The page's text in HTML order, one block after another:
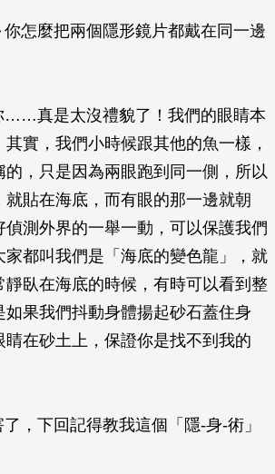
怎麼把兩個隱形鏡片都戴在同一邊
……真是太沒禮貌了！我們的眼睛本
實，我們小時候跟其他的魚一樣，
的，只是因為兩眼跑到同一側，所以
貼在海底，而有眼的那一邊就朝
測外界的一舉一動，可以保護我們
家都叫我們是「海底的變色龍」，就
靜臥在海底的時候，有時可以看到整
如果我們抖動身體揚起砂石蓋住身
睛在砂土上，保證你是找不到我的
，下回記得教我這個「隱-身-術」